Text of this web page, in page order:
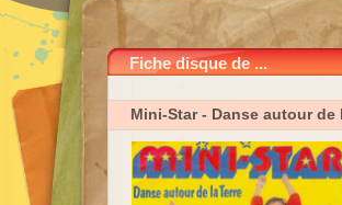
Fiche disque de ...
Mini-Star- Danse autour de